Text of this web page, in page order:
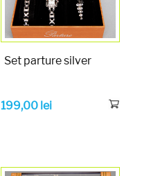
Set parture silver
199,00 lei